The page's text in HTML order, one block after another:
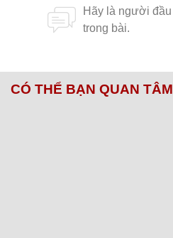
CÓ THỂ BẠN QUAN TÂM